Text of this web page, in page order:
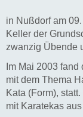
in Nußdorf am
Keller der
zwanzig Übende
Im Mai 2003
mit dem Thema
Kata (Form),
mit Karatekas